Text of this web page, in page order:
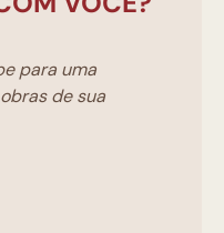
para uma
de sua